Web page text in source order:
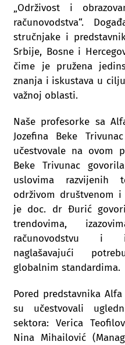
„Održivost i
računovodstva“.
stručnjake i
Srbije, Bosne i
čime je pružena
znanja i iskustava u
važnoj oblasti.
Naše profesorke sa
Jozefina Beke
učestvovale na ovom
Beke Trivunac
uslovima
održivom društvenom
je doc. dr Đurić
trendovima,
računovodstvu i
naglašavajući
globalnim standardima.
Pored predstavnika
su učestvovali
sektora: Verica
Nina Mihailović